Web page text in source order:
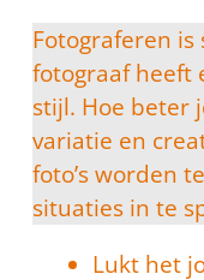
Fotograferen is
fotograaf heeft
stijl. Hoe beter
variatie en
foto’s worden
situaties in te
Lukt het